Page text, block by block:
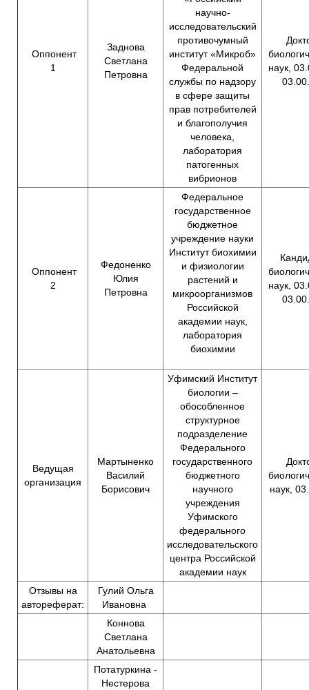
Оппонент
1
Заднова
Светлана
Петровна
научно-
исследовательский
противочумный
институт «Микроб»
Федеральной
службы по надзору
в сфере защиты
прав потребителей
и благополучия
человека,
лаборатория
патогенных
вибрионов
наук,
Оппонент
2
Федоненко
Юлия
Петровна
Федеральное
государственное
бюджетное
учреждение науки
Институт биохимии
и физиологии
растений и
микроорганизмов
Российской
академии наук,
лаборатория
биохимии
наук,
Ведущая
организация
Мартыненко
Василий
Борисович
Уфимский Институт
биологии –
обособленное
структурное
подразделение
Федерального
государственного
бюджетного
научного
учреждения
Уфимского
федерального
исследовательского
центра Российской
академии наук
наук,
Отзывы на
автореферат:
Гулий Ольга
Ивановна
Коннова
Светлана
Анатольевна
Потатуркина -
Нестерова